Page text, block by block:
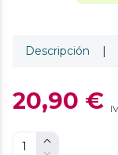
Descripción |
20,90 €